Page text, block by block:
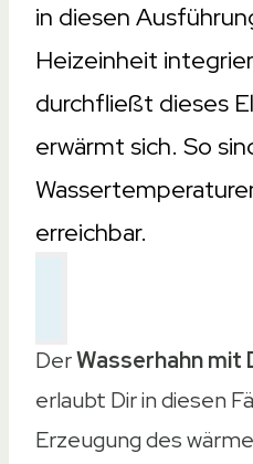
in diesen
Heizeinheit
durchfließt dieses
erwärmt sich. So
erreichbar.
DerWasserhahn mit
erlaubt Dir in diesen
Erzeugung des